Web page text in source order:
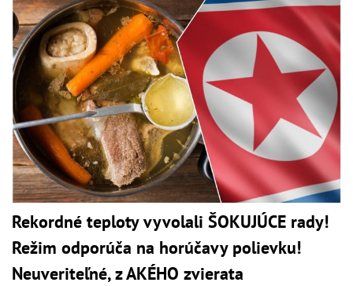
Rekordné teploty vyvolali ŠOKUJÚCE rady!
Režim odporúča na horúčavy polievku!
Neuveriteľné, z AKÉHO zvierata